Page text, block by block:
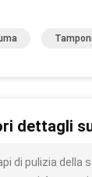
dettagli
di pulizia della